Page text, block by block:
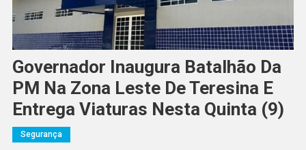
Governador Inaugura Batalhão Da
PM Na Zona Leste De Teresina E
Entrega Viaturas Nesta Quinta (9)
Segurança